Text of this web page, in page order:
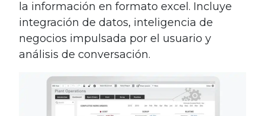
la información en formato excel. Incluye
integración de datos, inteligencia de
negocios impulsada por el usuario y
análisis de conversación.